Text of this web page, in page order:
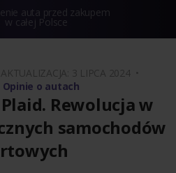
auta przed zakupem
w całej Polsce
3 LIPCA 2024 •
Opinie o autach
Rewolucja w
samochodów